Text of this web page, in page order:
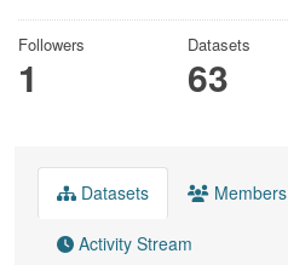
Followers
1
Datasets
63
Datasets Members
Activity Stream